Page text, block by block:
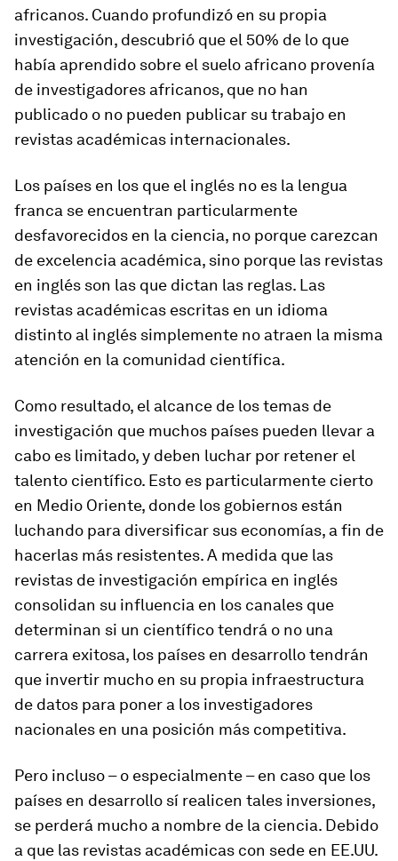
africanos. Cuando profundizó en su propia
investigación, descubrió que el 50% de lo que
había aprendido sobre el suelo africano provenía
de investigadores africanos, que no han
publicado o no pueden publicar su trabajo en
revistas académicas internacionales.
Los países en los que el inglés no es la lengua
franca se encuentran particularmente
desfavorecidos en la ciencia, no porque carezcan
de excelencia académica, sino porque las revistas
en inglés son las que dictan las reglas. Las
revistas académicas escritas en un idioma
distinto al inglés simplemente no atraen la misma
atención en la comunidad científica.
Como resultado, el alcance de los temas de
investigación que muchos países pueden llevar a
cabo es limitado, y deben luchar por retener el
talento científico. Esto es particularmente cierto
en Medio Oriente, donde los gobiernos están
luchando para diversificar sus economías, a fin de
hacerlas más resistentes. A medida que las
revistas de investigación empírica en inglés
consolidan su influencia en los canales que
determinan si un científico tendrá o no una
carrera exitosa, los países en desarrollo tendrán
que invertir mucho en su propia infraestructura
de datos para poner a los investigadores
nacionales en una posición más competitiva.
Pero incluso – o especialmente – en caso que los
países en desarrollo sí realicen tales inversiones,
se perderá mucho a nombre de la ciencia. Debido
a que las revistas académicas con sede en EE.UU.